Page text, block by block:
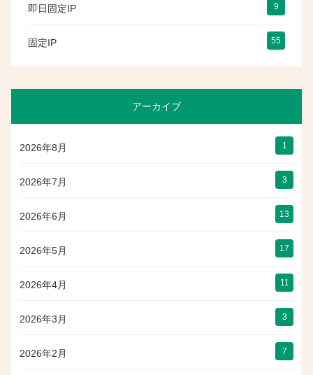
即日固定IP 9
固定IP 55
アーカイブ
2026年8月 1
2026年7月 3
2026年6月 13
2026年5月 17
2026年4月 11
2026年3月 3
2026年2月 7